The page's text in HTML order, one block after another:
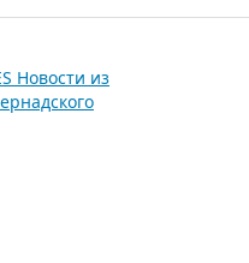
Новости из